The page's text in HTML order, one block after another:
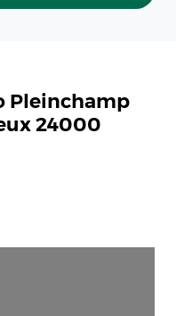
Pleinchamp
24000